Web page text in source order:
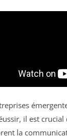
il est
la